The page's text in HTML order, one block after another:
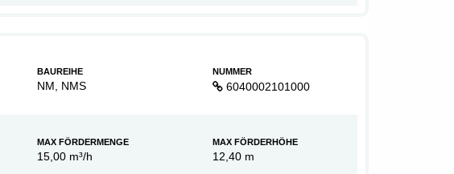
BAUREIHE
NM, NMS
NUMMER
6040002101000
MAX FÖRDERMENGE
15,00 m³/h
MAX FÖRDERHÖHE
12,40 m